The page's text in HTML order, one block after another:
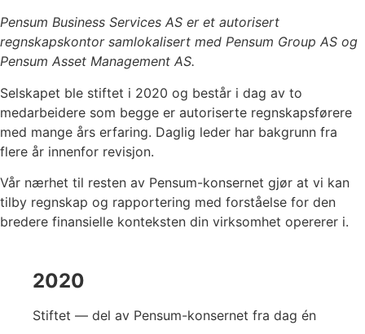
Pensum Business Services AS er et autorisert
regnskapskontor samlokalisert med Pensum Group AS og
Pensum Asset Management AS.
Selskapet ble stiftet i 2020 og består i dag av to
medarbeidere som begge er autoriserte regnskapsførere
med mange års erfaring. Daglig leder har bakgrunn fra
flere år innenfor revisjon.
Vår nærhet til resten av Pensum-konsernet gjør at vi kan
tilby regnskap og rapportering med forståelse for den
bredere finansielle konteksten din virksomhet opererer i.
2020
Stiftet — del av Pensum-konsernet fra dag én